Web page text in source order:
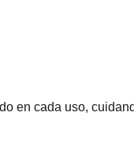
en cada uso,